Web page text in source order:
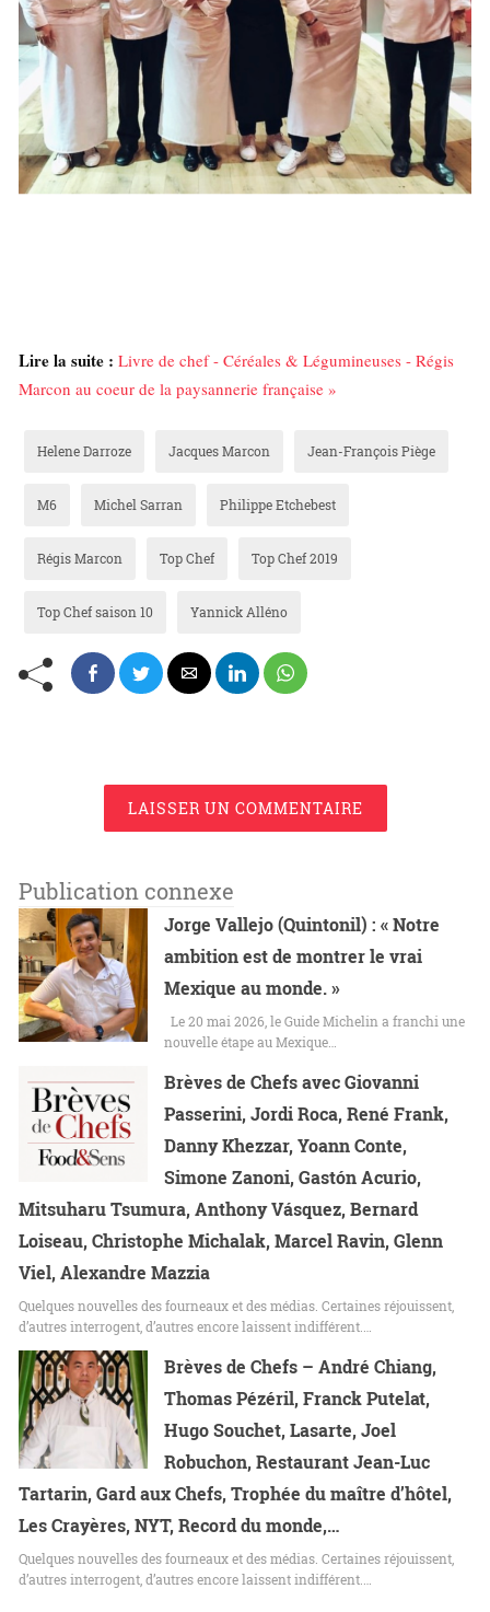
Lire la suite : Livre de chef - Céréales & Légumineuses - Régis
Marcon au coeur de la paysannerie française »
Helene Darroze Jacques Marcon Jean-François Piège
M6 Michel Sarran Philippe Etchebest
Régis Marcon Top Chef Top Chef 2019
Top Chef saison 10 Yannick Alléno
LAISSER UN COMMENTAIRE
Publication connexe
Jorge Vallejo (Quintonil) : « Notre
ambition est de montrer le vrai
Mexique au monde. »
Le 20 mai 2026, le Guide Michelin a franchi une
nouvelle étape au Mexique…
Brèves de Chefs avec Giovanni
Passerini, Jordi Roca, René Frank,
Danny Khezzar, Yoann Conte,
Simone Zanoni, Gastón Acurio,
Mitsuharu Tsumura, Anthony Vásquez, Bernard
Loiseau, Christophe Michalak, Marcel Ravin, Glenn
Viel, Alexandre Mazzia
Quelques nouvelles des fourneaux et des médias. Certaines réjouissent,
d’autres interrogent, d’autres encore laissent indifférent.…
Brèves de Chefs – André Chiang,
Thomas Pézéril, Franck Putelat,
Hugo Souchet, Lasarte, Joel
Robuchon, Restaurant Jean-Luc
Tartarin, Gard aux Chefs, Trophée du maître d’hôtel,
Les Crayères, NYT, Record du monde,…
Quelques nouvelles des fourneaux et des médias. Certaines réjouissent,
d’autres interrogent, d’autres encore laissent indifférent.…